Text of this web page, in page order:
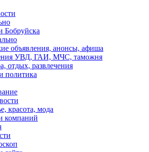
Бобруйска
объявления, анонсы, афиша
УВД, ГАИ, МЧС, таможня
отдых, развлечения
политика
красота, мода
компаний